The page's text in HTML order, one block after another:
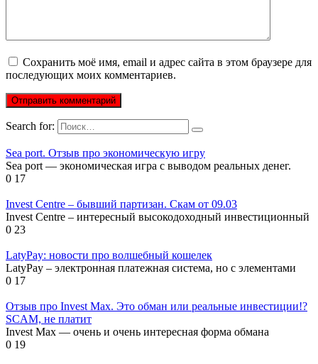
Сохранить моё имя, email и адрес сайта в этом браузере для
последующих моих комментариев.
Search for:
Sea port. Отзыв про экономическую игру
Sea port — экономическая игра с выводом реальных денег.
0 17
Invest Centre – бывший партизан. Скам от 09.03
Invest Centre – интересный высокодоходный инвестиционный
0 23
LatyPay: новости про волшебный кошелек
LatyPay – электронная платежная система, но с элементами
0 17
Отзыв про Invest Max. Это обман или реальные инвестиции!?
SCAM, не платит
Invest Max — очень и очень интересная форма обмана
0 19